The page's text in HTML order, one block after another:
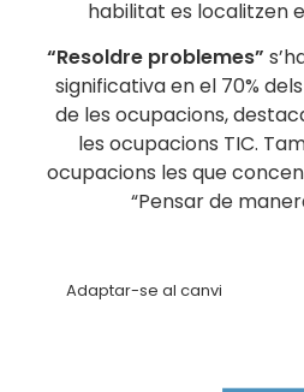
habilitat es localitzen
“Resoldre problemes”
significativa en el 70%
de les ocupacions,
les ocupacions TIC.
ocupacions les que
“Pensar de
Adaptar-se al canvi